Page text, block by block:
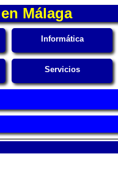
Málaga
Informática
Servicios